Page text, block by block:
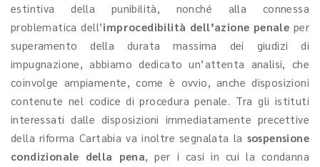
estintiva della punibilità, nonché alla connessa
problematica dell’improcedibilità dell’azione penale per
superamento della durata massima dei giudizi di
impugnazione, abbiamo dedicato un’attenta analisi, che
coinvolge ampiamente, come è ovvio, anche disposizioni
contenute nel codice di procedura penale. Tra gli istituti
interessati dalle disposizioni immediatamente precettive
della riforma Cartabia va inoltre segnalata la sospensione
condizionale della pena, per i casi in cui la condanna